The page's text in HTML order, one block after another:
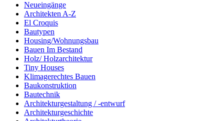
Neueingänge
Architekten A-Z
El Croquis
Bautypen
Housing/Wohnungsbau
Bauen Im Bestand
Holz/ Holzarchitektur
Tiny Houses
Klimagerechtes Bauen
Baukonstruktion
Bautechnik
Architekturgestaltung / -entwurf
Architekturgeschichte